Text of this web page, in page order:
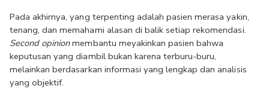
Pada akhirnya, yang terpenting adalah pasien merasa yakin,
Second opinion membantu meyakinkan pasien bahwa
keputusan yang diambil bukan karena terburu-buru,
melainkan berdasarkan informasi yang lengkap dan analisis
yang objektif.